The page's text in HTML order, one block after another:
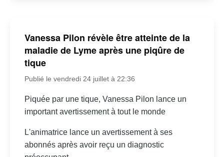
Vanessa Pilon révèle être atteinte de la
maladie de Lyme après une piqûre de
tique
Publié le vendredi 24 juillet à 22:36
Piquée par une tique, Vanessa Pilon lance un
important avertissement à tout le monde
L'animatrice lance un avertissement à ses
abonnés après avoir reçu un diagnostic